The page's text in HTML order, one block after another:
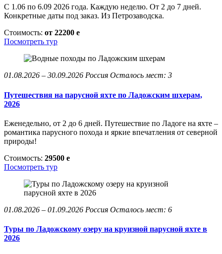
С 1.06 по 6.09 2026 года. Каждую неделю. От 2 до 7 дней.
Конкретные даты под заказ. Из Петрозаводска.
Стоимость: от 22200 e
Посмотреть тур
01.08.2026 – 30.09.2026 Россия Осталось мест: 3
Путешествия на парусной яхте по Ладожским шхерам,
2026
Еженедельно, от 2 до 6 дней. Путешествие по Ладоге на яхте –
романтика парусного похода и яркие впечатления от северной
природы!
Стоимость: 29500 e
Посмотреть тур
01.08.2026 – 01.09.2026 Россия Осталось мест: 6
Туры по Ладожскому озеру на круизной парусной яхте в
2026